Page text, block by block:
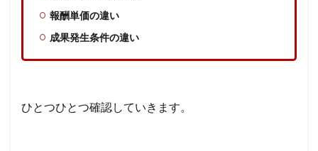
報酬単価の違い
成果発生条件の違い
ひとつひとつ確認していきます。